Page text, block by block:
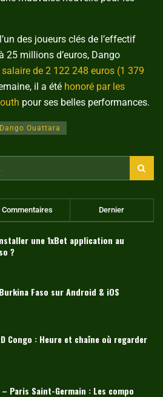
des joueurs clés de l’effectif
25 millions d’euros, Dango
de 2 122 248 euros (1 379
il a été honoré par les
pour ses belles performances.
Dango Ouattara
Commentaires Dernier
une 1xBet application au
?
Faso sur Android & iOS
Congo : Heure et chaîne où regarder
– Paris Saint-Germain : Les compo